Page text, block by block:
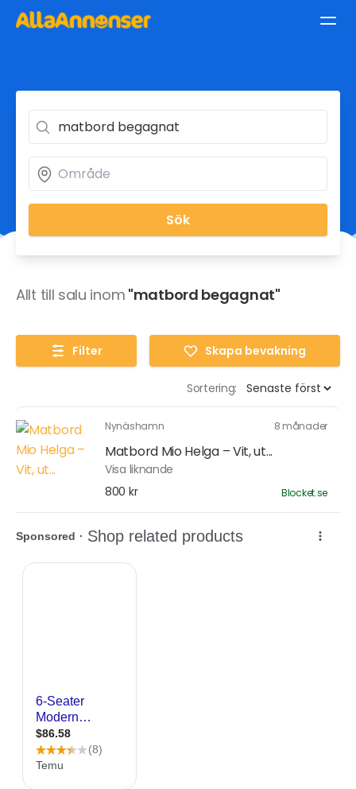
Sök
Allt till salu inom "matbord begagnat"
Filter Skapa bevakning
Sortering:
Nynäshamn 8 månader
Matbord Mio Helga – Vit, ut...
Visa liknande
800 kr
Blocket.se